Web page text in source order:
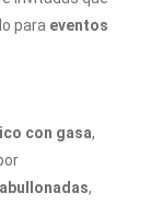
para eventos
con gasa,
,